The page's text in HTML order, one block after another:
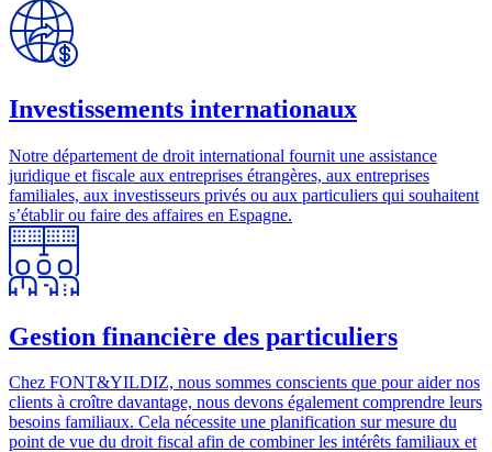
Investissements internationaux
Notre département de droit international fournit une assistance
juridique et fiscale aux entreprises étrangères, aux entreprises
familiales, aux investisseurs privés ou aux particuliers qui souhaitent
s’établir ou faire des affaires en Espagne.
Gestion financière des particuliers
Chez FONT&YILDIZ, nous sommes conscients que pour aider nos
clients à croître davantage, nous devons également comprendre leurs
besoins familiaux. Cela nécessite une planification sur mesure du
point de vue du droit fiscal afin de combiner les intérêts familiaux et